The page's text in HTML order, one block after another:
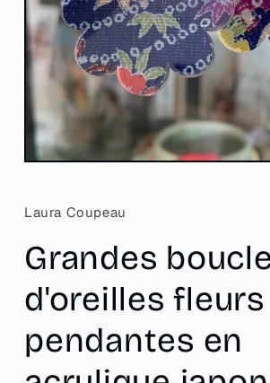
Ouvrir
1
dans
fenêtre
modale
Laura Coupeau
Grandes
d'oreilles fleurs
pendantes en